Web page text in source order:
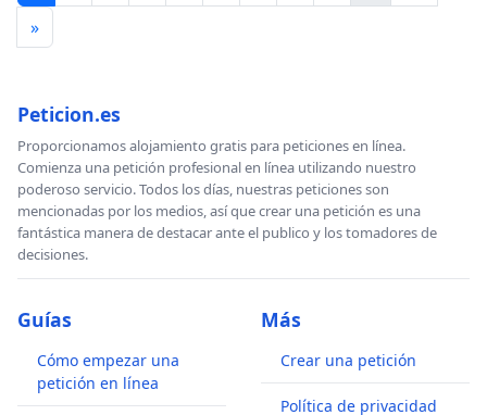
»
Peticion.es
Proporcionamos alojamiento gratis para peticiones en línea.
Comienza una petición profesional en línea utilizando nuestro
poderoso servicio. Todos los días, nuestras peticiones son
mencionadas por los medios, así que crear una petición es una
fantástica manera de destacar ante el publico y los tomadores de
decisiones.
Guías
Cómo empezar una
petición en línea
Más
Crear una petición
Política de privacidad